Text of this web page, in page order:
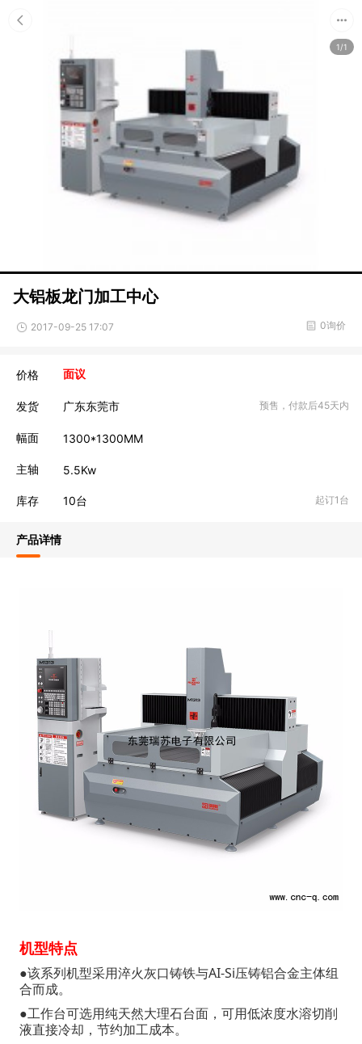
1/1
大铝板龙门加工中心
2017-09-25 17:07 0询价
价格 面议
发货 广东东莞市 预售，付款后45天内
幅面 1300*1300MM
主轴 5.5Kw
库存 10台 起订1台
产品详情
机型特点
●该系列机型采用淬火灰口铸铁与AI-Si压铸铝合金主体组
合而成。
●工作台可选用纯天然大理石台面，可用低浓度水溶切削
液直接冷却，节约加工成本。